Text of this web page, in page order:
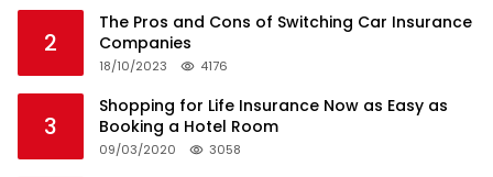
2
The Pros and Cons of Switching Car Insurance
Companies
18/10/2023 4176
3
Shopping for Life Insurance Now as Easy as
Booking a Hotel Room
09/03/2020 3058